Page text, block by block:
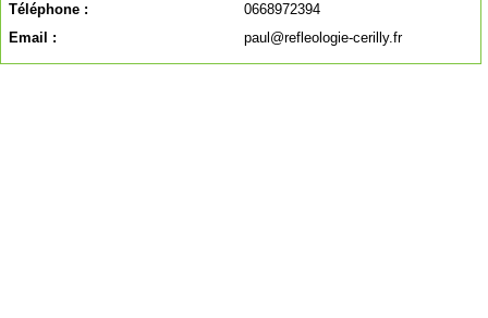
Téléphone :
0668972394
Email :
paul@refleologie-cerilly.fr